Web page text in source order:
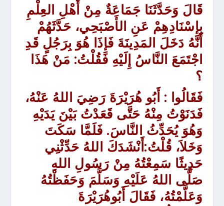
قَالَ وَحَدَّثَنَا جَمَاعَةٌ مِنْ أَهْلِ العِلْمِ
بِإِسْنَادِهِمْ عَنِ الأَصْبَحِي، حَدَّثَهُمْ
أَنَّهُ دَخَلَ المَدِينَةَ فَإِذَا هُوَ بِرَجُلٍ قَدِ
اجْتَمَعَ النَّاسُ إِلَيْهِ فَقُلْتُ: مَنْ هَذَا
؟
فَقَالُوا : أَبُو هُرَيْرَةَ رَضِيَ اللهُ عَنْهُ،
فَدَنَوْتُ مِنْهُ حَتَّى قَعَدْتُ بَيْنَ يَدَيْهِ
وَهُوَ يُحَدِّثُ النَّاسَ. فَلَمَّا سَكَتَ
وَخَلاَ، قُلْتُ:أَنْشَدَكَ اللهُ حَدِّثْنِي
حَدِيثًا سَمِعْتُهُ مِنْ رَسُولِ اللهِ
صَلَّى اللهُ عَلَيْهِ وَسَلَّمَ وَحَفَظْتُهُ
وَعَلَّمْتُهُ، فَقَالَ أَبُوهُرَيْرَةَ